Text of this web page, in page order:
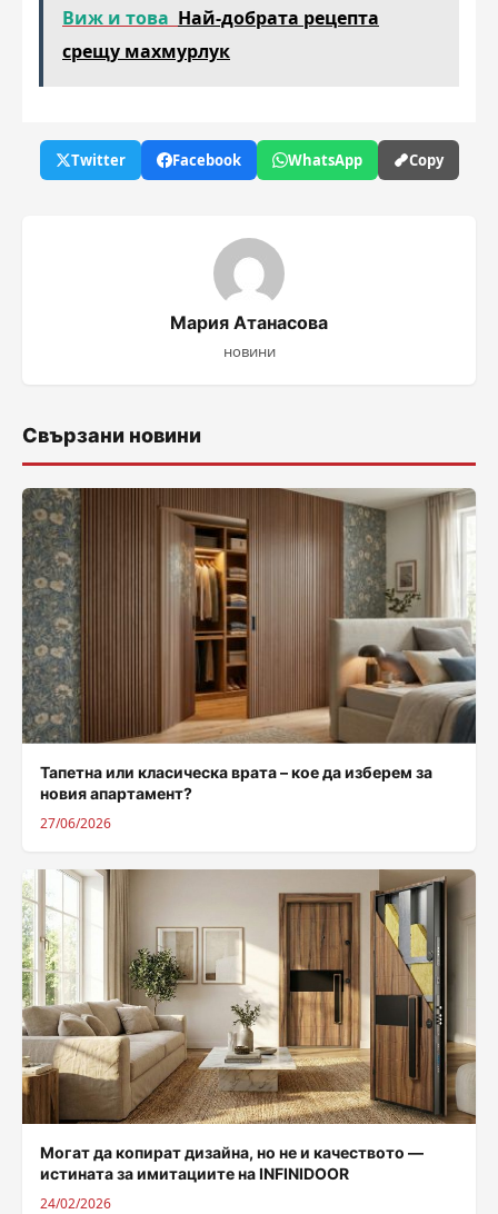
Виж и това Най-добрата рецепта
срещу махмурлук
Twitter Facebook WhatsApp Copy
Мария Атанасова
новини
Свързани новини
Тапетна или класическа врата – кое да изберем за
новия апартамент?
27/06/2026
Могат да копират дизайна, но не и качеството —
истината за имитациите на INFINIDOOR
24/02/2026